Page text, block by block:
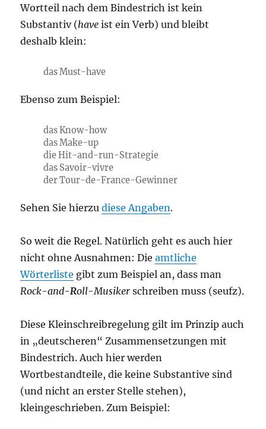
Wortteil nach dem Bindestrich ist kein
Substantiv (have ist ein Verb) und bleibt
deshalb klein:
das Must-have
Ebenso zum Beispiel:
das Know-how
das Make-up
die Hit-and-run-Strategie
das Savoir-vivre
der Tour-de-France-Gewinner
Sehen Sie hierzudiese Angaben.
So weit die Regel. Natürlich geht es auch hier
nicht ohne Ausnahmen: Dieamtliche
Wörterliste gibt zum Beispiel an, dass man
Rock-and-Roll-Musiker schreiben muss (seufz).
Diese Kleinschreibregelung gilt im Prinzip auch
in „deutscheren“ Zusammensetzungen mit
Bindestrich. Auch hier werden
Wortbestandteile, die keine Substantive sind
(und nicht an erster Stelle stehen),
kleingeschrieben. Zum Beispiel: